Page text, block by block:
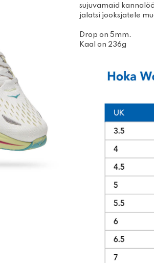
Võimlemise- ja
joogitooted
Massaažirullid
sujuvamaid
jalatsi jooksjatele
Drop on 5mm.
Kaal on 236g